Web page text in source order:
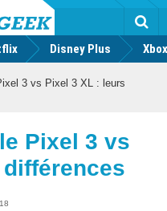
Disney Plus
3 vs Pixel 3 XL : leurs
Pixel 3 vs
Youtube